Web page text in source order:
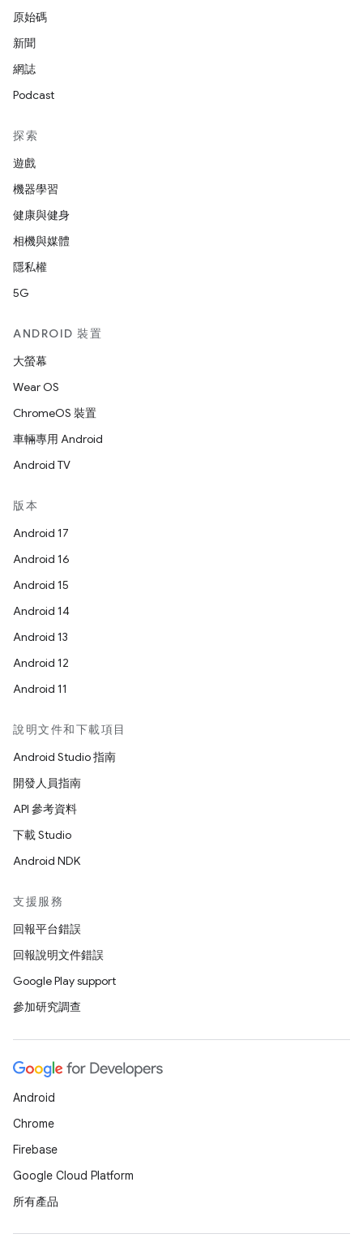
原始碼
新聞
網誌
Podcast
探索
遊戲
機器學習
健康與健身
相機與媒體
隱私權
5G
ANDROID 裝置
大螢幕
Wear OS
ChromeOS 裝置
車輛專用 Android
Android TV
版本
Android 17
Android 16
Android 15
Android 14
Android 13
Android 12
Android 11
說明文件和下載項目
Android Studio 指南
開發人員指南
API 參考資料
下載 Studio
Android NDK
支援服務
回報平台錯誤
回報說明文件錯誤
Google Play support
參加研究調查
Android
Chrome
Firebase
Google Cloud Platform
所有產品